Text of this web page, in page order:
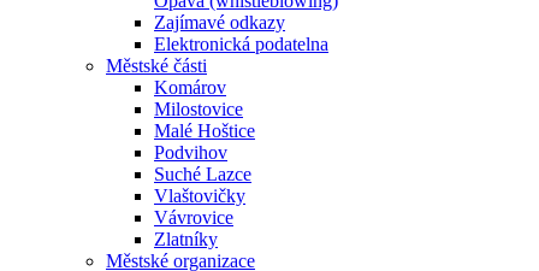
Zajímavé odkazy
Elektronická podatelna
Městské části
Komárov
Milostovice
Malé Hoštice
Podvihov
Suché Lazce
Vlaštovičky
Vávrovice
Zlatníky
Městské organizace